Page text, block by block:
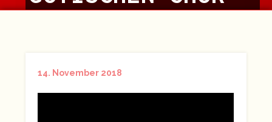
14. November 2018